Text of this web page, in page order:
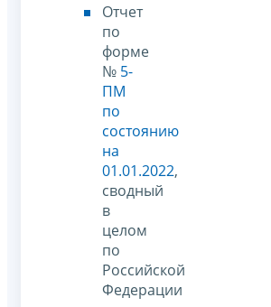
Отчет
по
форме
№ 5-
ПМ
по
состоянию
на
01.01.2022,
сводный
в
целом
по
Российской
Федерации